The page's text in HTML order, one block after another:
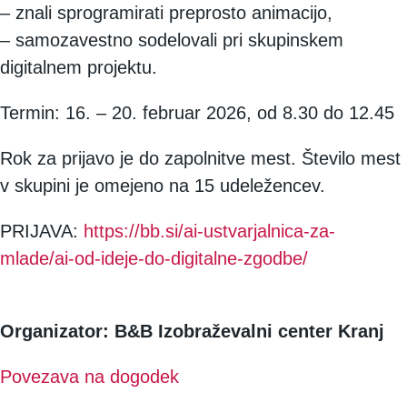
– znali sprogramirati preprosto animacijo,
– samozavestno sodelovali pri skupinskem
digitalnem projektu.
Termin: 16. – 20. februar 2026, od 8.30 do 12.45
Rok za prijavo je do zapolnitve mest. Število mest
v skupini je omejeno na 15 udeležencev.
PRIJAVA: https://bb.si/ai-ustvarjalnica-za-
mlade/ai-od-ideje-do-digitalne-zgodbe/
Organizator: B&B Izobraževalni center Kranj
Povezava na dogodek